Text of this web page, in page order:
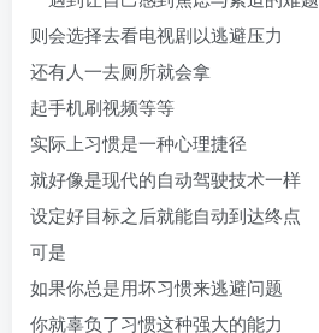
则会选择去看电视剧以逃避压力
还有人一去厕所就会拿
起手机刷视频等等
实际上习惯是一种心理捷径
就好像是现代的自动驾驶技术一样
设定好目标之后就能自动到达终点
可是
如果你总是用坏习惯来逃避问题
你就辜负了习惯这种强大的能力